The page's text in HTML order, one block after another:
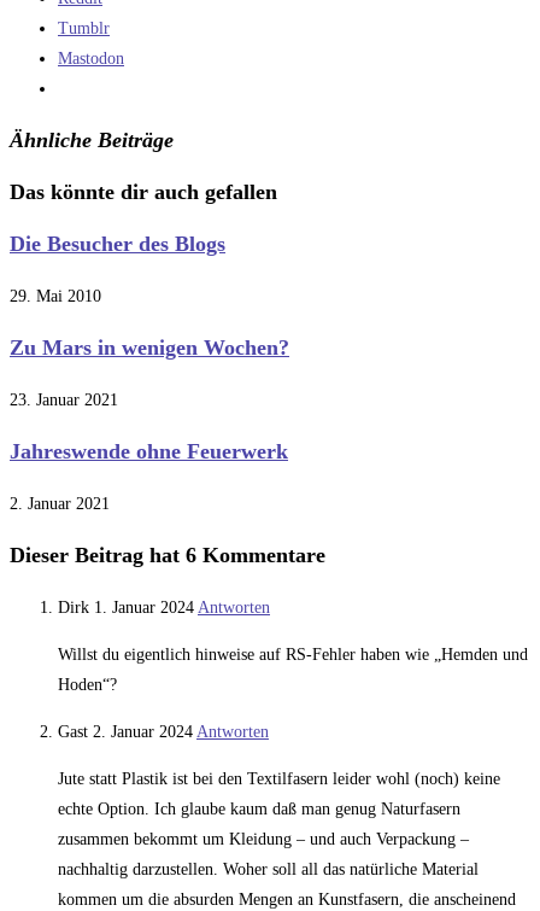
Tumblr
Mastodon
Ähnliche Beiträge
Das könnte dir auch gefallen
Die Besucher des Blogs
29. Mai 2010
Zu Mars in wenigen Wochen?
23. Januar 2021
Jahreswende ohne Feuerwerk
2. Januar 2021
Dieser Beitrag hat 6 Kommentare
Dirk 1. Januar 2024 Antworten
Willst du eigentlich hinweise auf RS-Fehler haben wie „Hemden und
Hoden“?
Gast 2. Januar 2024 Antworten
Jute statt Plastik ist bei den Textilfasern leider wohl (noch) keine
echte Option. Ich glaube kaum daß man genug Naturfasern
zusammen bekommt um Kleidung – und auch Verpackung –
nachhaltig darzustellen. Woher soll all das natürliche Material
kommen um die absurden Mengen an Kunstfasern, die anscheinend